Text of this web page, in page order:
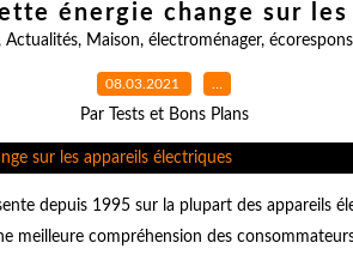
énergie change sur
Actualités, Maison, électroménager,
08.03.2021 …
Par Tests et Bons Plans
depuis 1995 sur la plupart des appareils
meilleure compréhension des